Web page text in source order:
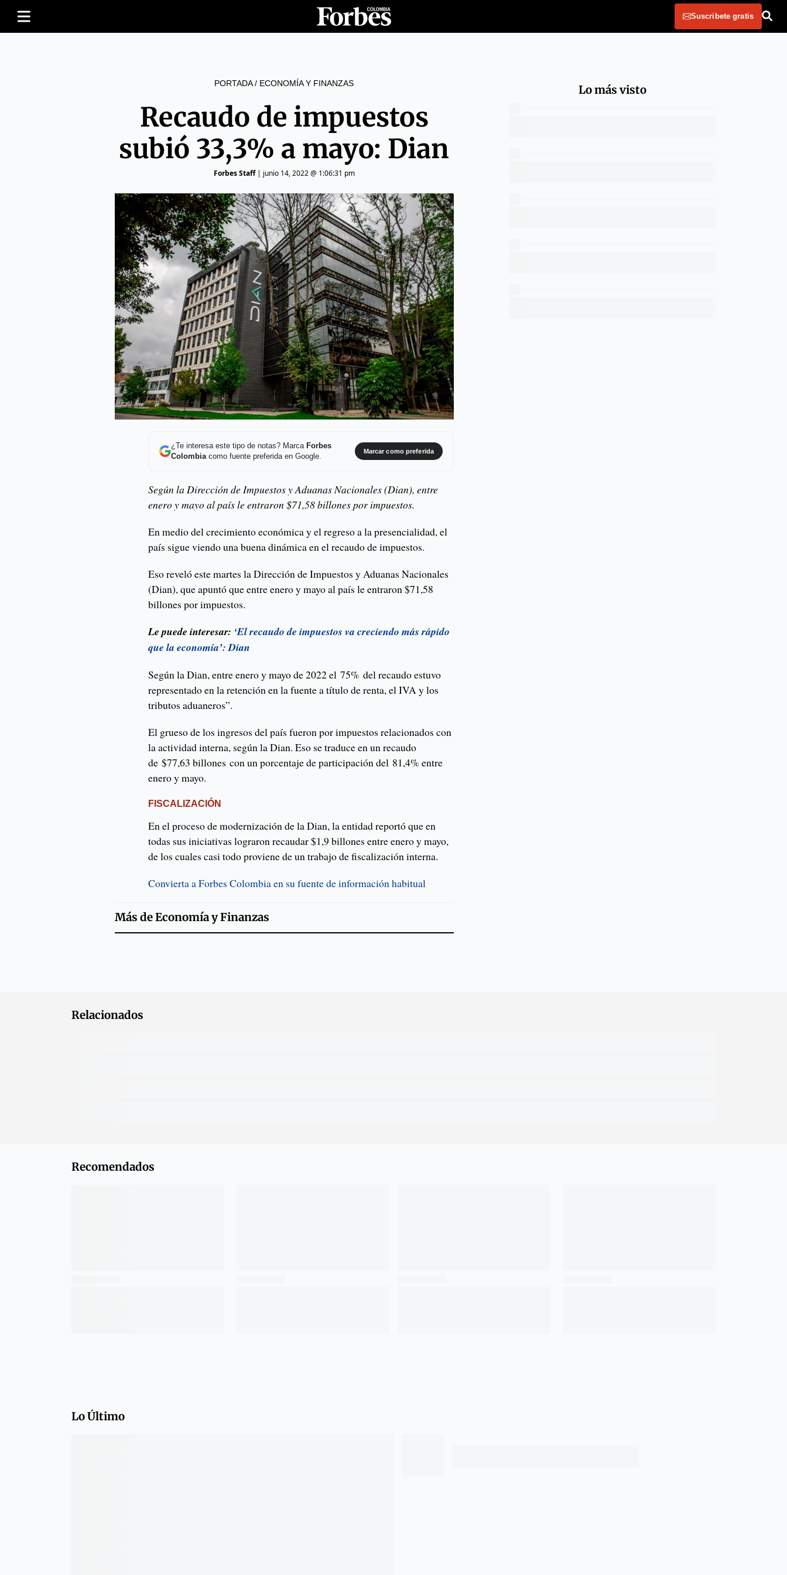
Suscribete gratis
PORTADA/ ECONOMÍA Y FINANZAS
Recaudo de impuestos
subió 33,3% a mayo: Dian
Forbes Staff| junio 14, 2022 @ 1:06:31 pm
¿Te interesa este tipo de notas? Marca Forbes
Colombiacomo fuente preferida en Google.
Marcar como preferida
Según la Dirección de Impuestos y Aduanas Nacionales (Dian), entre
enero y mayo al país le entraron $71,58 billones por impuestos.
En medio del crecimiento económica y el regreso a la presencialidad, el
país sigue viendo una buena dinámica en el recaudo de impuestos.
Eso reveló este martes la Dirección de Impuestos y Aduanas Nacionales
(Dian), que apuntó que entre enero y mayo al país le entraron $71,58
billones por impuestos.
Le puede interesar: ‘El recaudo de impuestos va creciendo más rápido
que la economía’: Dian
Según la Dian, entre enero y mayo de 2022 el 75% del recaudo estuvo
representado en la retención en la fuente a título de renta, el IVA y los
tributos aduaneros”.
El grueso de los ingresos del país fueron por impuestos relacionados con
la actividad interna, según la Dian. Eso se traduce en un recaudo
de $77,63 billones con un porcentaje de participación del 81,4% entre
enero y mayo.
FISCALIZACIÓN
En el proceso de modernización de la Dian, la entidad reportó que en
todas sus iniciativas lograron recaudar $1,9 billones entre enero y mayo,
de los cuales casi todo proviene de un trabajo de fiscalización interna.
Convierta a Forbes Colombia en su fuente de información habitual
Más deEconomía y Finanzas
Lo más visto
Relacionados
Recomendados
Lo Último